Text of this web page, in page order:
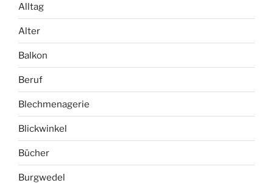
Alltag
Alter
Balkon
Beruf
Blechmenagerie
Blickwinkel
Bücher
Burgwedel